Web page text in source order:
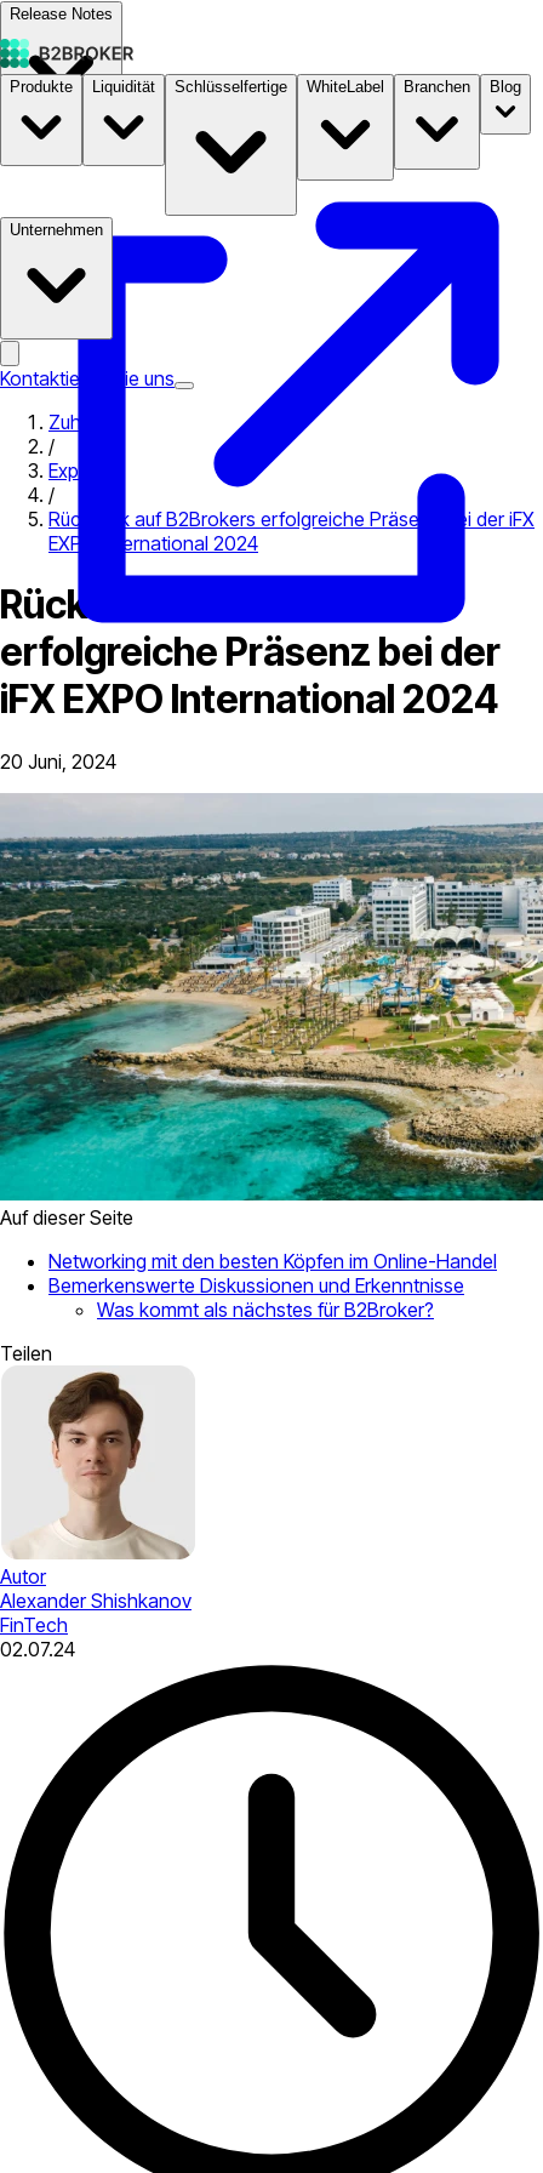
Release Notes
Dokumentation B2STORE
Produkte Liquidität Schlüsselfertige WhiteLabel Branchen Blog
Unternehmen
Kontaktieren Sie uns
Zuhause
/
Expo
/
Rückblick auf B2Brokers erfolgreiche Präsenz bei der iFX
EXPO International 2024
Rückblick auf B2Brokers
erfolgreiche Präsenz bei der
iFX EXPO International 2024
20 Juni, 2024
Auf dieser Seite
Networking mit den besten Köpfen im Online-Handel
Bemerkenswerte Diskussionen und Erkenntnisse
Was kommt als nächstes für B2Broker?
Teilen
Autor
Alexander Shishkanov
FinTech
02.07.24